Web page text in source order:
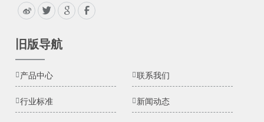
旧版导航
产品中心 联系我们
行业标准 新闻动态